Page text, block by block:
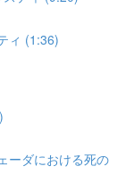
ィ (1:36)
ーダにおける死の